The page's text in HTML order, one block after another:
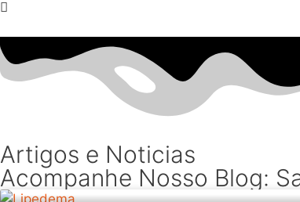
Artigos e Noticias
Acompanhe Nosso Blog: